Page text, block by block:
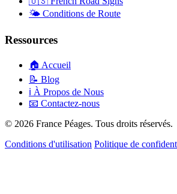
🌤️ Conditions de Route
Ressources
🏠 Accueil
📝 Blog
ℹ️ À Propos de Nous
📧 Contactez-nous
© 2026 France Péages. Tous droits réservés.
Conditions d'utilisation Politique de